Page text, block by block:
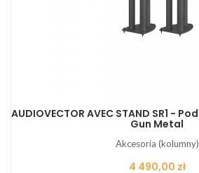
AUDIOVECTOR AVEC STAND SR1 -
Gun Metal
Akcesoria (kolumny)
Cena
4 490,00 zł